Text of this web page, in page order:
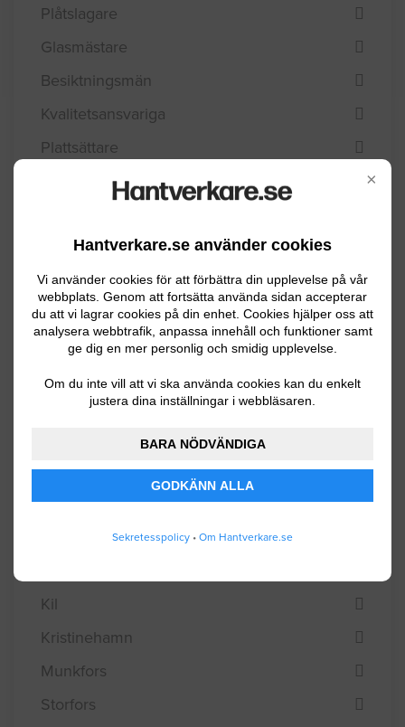
×
Hantverkare.se använder cookies
Vi använder cookies för att förbättra din upplevelse på vår
webbplats. Genom att fortsätta använda sidan accepterar
du att vi lagrar cookies på din enhet. Cookies hjälper oss att
analysera webbtrafik, anpassa innehåll och funktioner samt
ge dig en mer personlig och smidig upplevelse.
Om du inte vill att vi ska använda cookies kan du enkelt
justera dina inställningar i webbläsaren.
BARA NÖDVÄNDIGA
GODKÄNN ALLA
Sekretesspolicy • Om Hantverkare.se
Plåtslagare
Glasmästare
Besiktningsmän
Kvalitetsansvariga
Plattsättare
Stensättare
Värmepumpar
Välj kommun
Arvika
Filipstad
Grums
Hagfors
Kil
Kristinehamn
Munkfors
Storfors